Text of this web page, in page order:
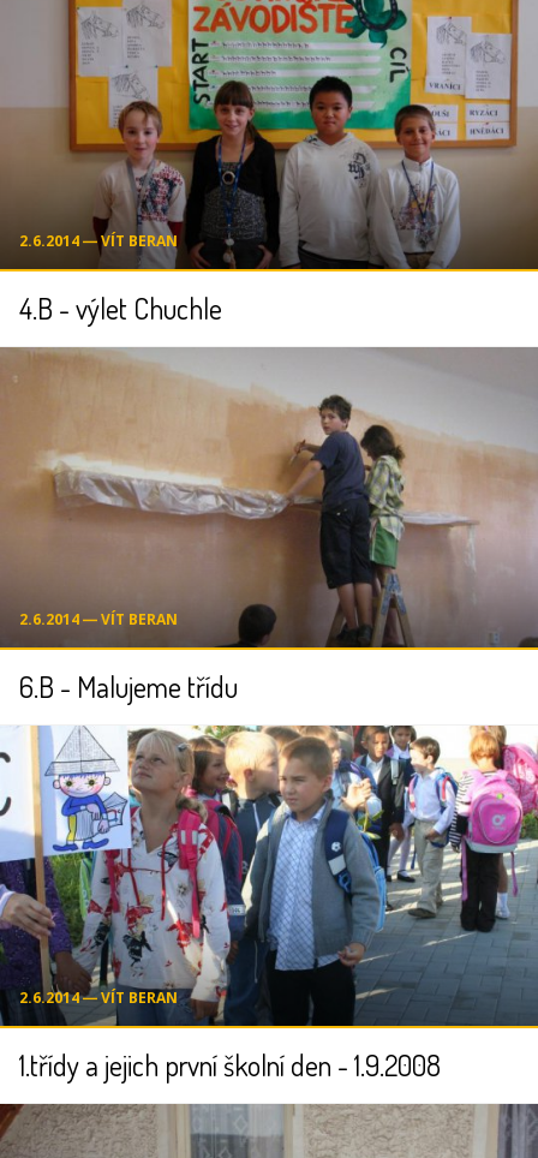
2.6.2014 ― VÍT BERAN
4.B - výlet Chuchle
2.6.2014 ― VÍT BERAN
6.B - Malujeme třídu
2.6.2014 ― VÍT BERAN
1.třídy a jejich první školní den - 1.9.2008